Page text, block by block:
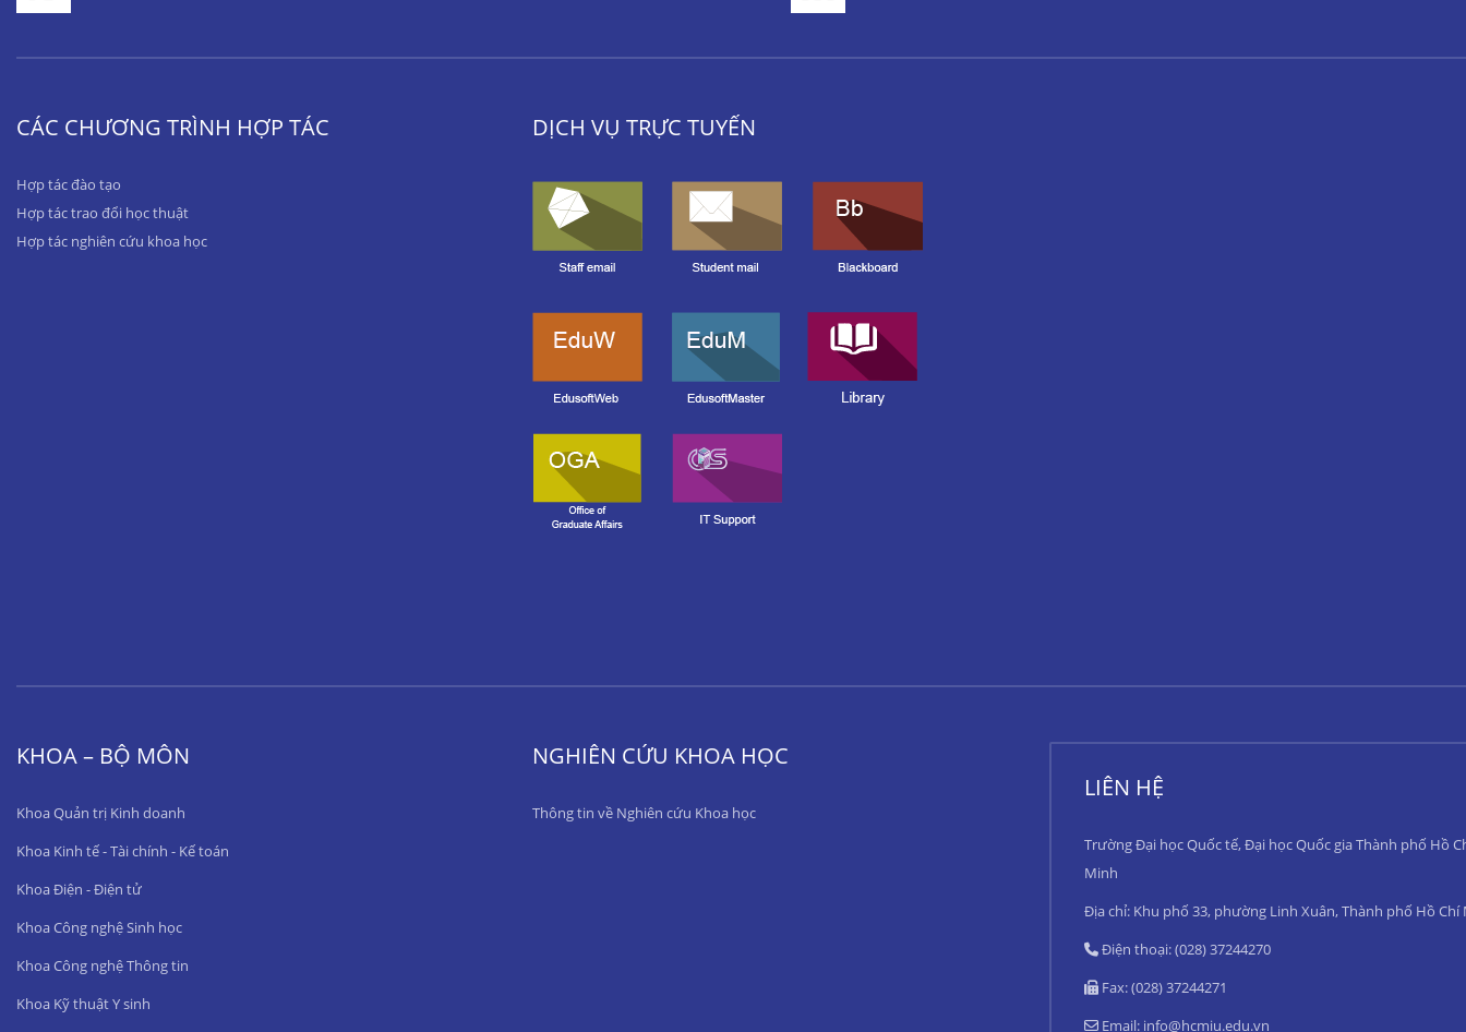
CÁC CHƯƠNG TRÌNH HỢP TÁC
Hợp tác đào tạo
Hợp tác trao đổi học thuật
Hợp tác nghiên cứu khoa học
DỊCH VỤ TRỰC TUYẾN
KHOA – BỘ MÔN
Khoa Quản trị Kinh doanh
Khoa Kinh tế - Tài chính - Kế toán
Khoa Điện - Điện tử
Khoa Công nghệ Sinh học
Khoa Công nghệ Thông tin
Khoa Kỹ thuật Y sinh
NGHIÊN CỨU KHOA HỌC
Thông tin về Nghiên cứu Khoa học
LIÊN HỆ
Trường Đại học Quốc tế, Đại học Quốc gia Thành phố Hồ
Minh
Địa chỉ: Khu phố 33, phường Linh Xuân, Thành phố Hồ Chí
Điện thoại: (028) 37244270
Fax: (028) 37244271
Email: info@hcmiu.edu.vn